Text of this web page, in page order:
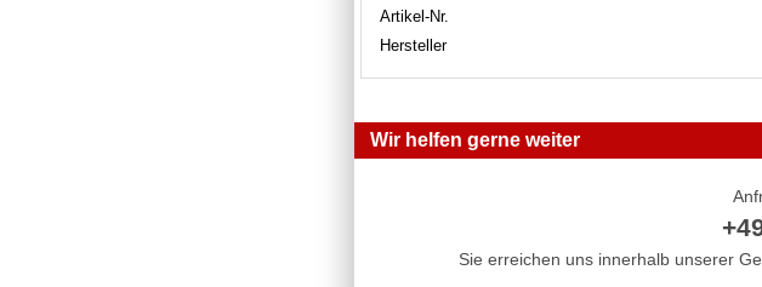
Artikel-Nr.
Hersteller
Wir helfen gerne weiter
Sie erreichen uns innerhalb unserer